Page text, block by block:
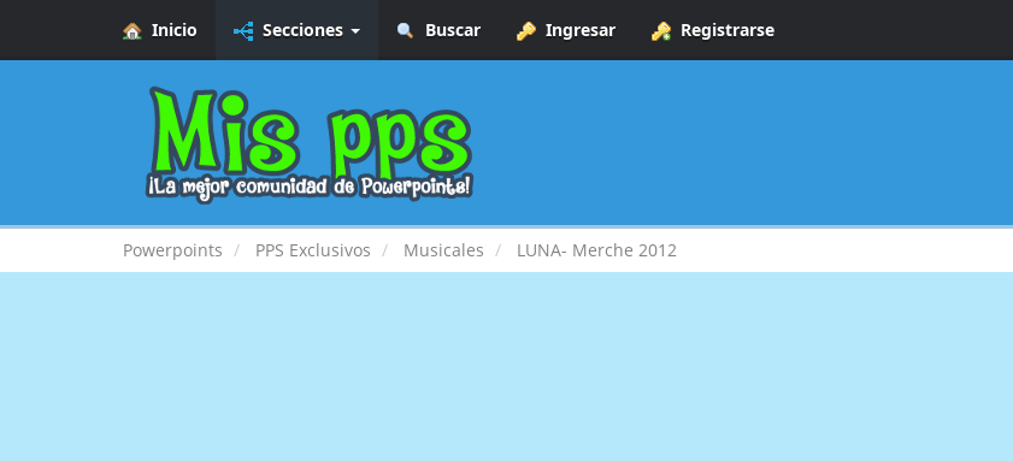
Inicio Secciones Buscar Ingresar Registrarse
Powerpoints PPS Exclusivos Musicales LUNA- Merche 2012